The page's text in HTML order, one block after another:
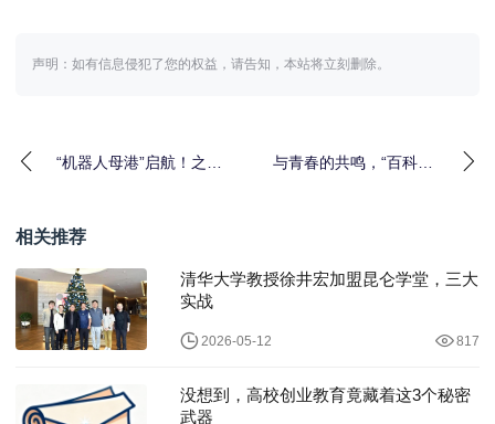
声明：如有信息侵犯了您的权益，请告知，本站将立刻删除。
“机器人母港”启航！之江
与青春的共鸣，“百科校
相关推荐
清华大学教授徐井宏加盟昆仑学堂，三大
实战
2026-05-12 817
没想到，高校创业教育竟藏着这3个秘密
武器